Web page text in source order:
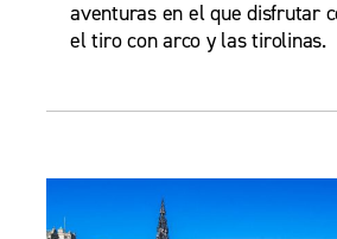
aventuras en el que disfrutar
el tiro con arco y las tirolinas.